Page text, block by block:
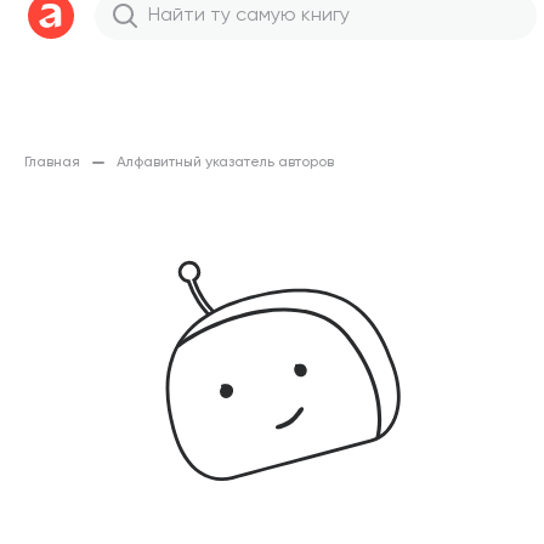
Главная Алфавитный указатель авторов